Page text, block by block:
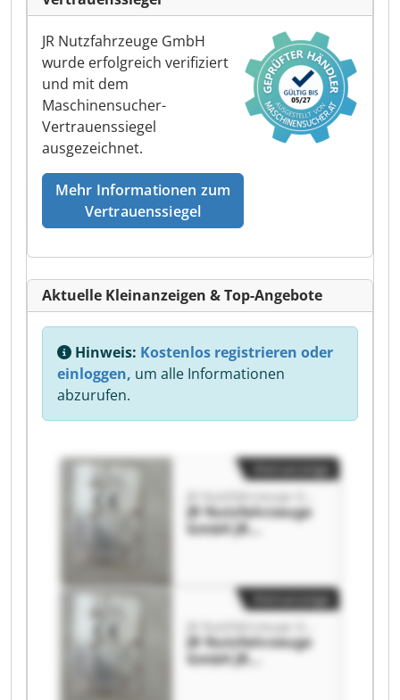
JR Nutzfahrzeuge GmbH
wurde erfolgreich verifiziert
und mit dem
Maschinensucher-
Vertrauenssiegel
ausgezeichnet.
Mehr Informationen zum
Vertrauenssiegel
Aktuelle Kleinanzeigen & Top-Angebote
Hinweis: Kostenlos registrieren oder
einloggen, um alle Informationen
abzurufen.
JR Nutzfahrzeuge
GmbH JR
JR Nutzfahrzeuge
GmbH JR
Kleinanzeige